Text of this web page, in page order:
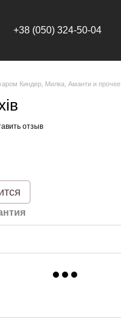
+38 (050) 324-50-04
Киндер, Милка, Аманти и прочее
отзыв